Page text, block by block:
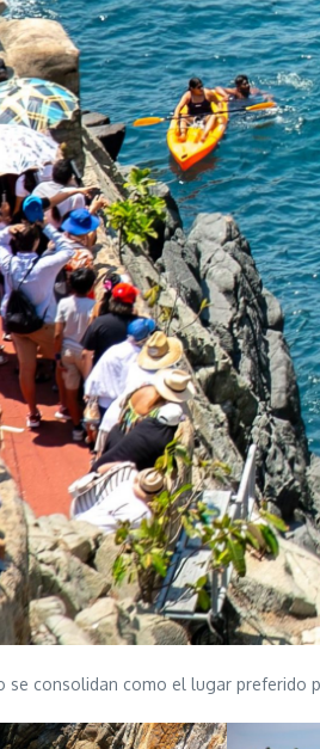
se consolidan como el lugar preferido